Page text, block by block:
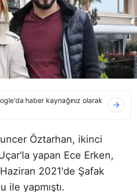
haber kaynağınız olarak
Öztarhan, ikinci
yapan Ece Erken,
2021'de Şafak
ile yapmıştı.